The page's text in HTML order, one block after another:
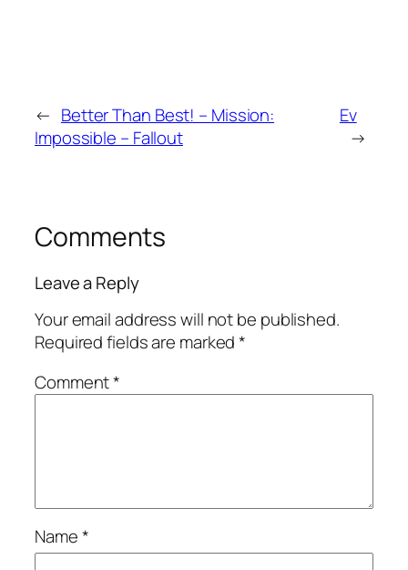
← Better Than Best! – Mission:
Impossible – Fallout
Ev
→
Comments
Leave a Reply
Your email address will not be published.
Required fields are marked*
Comment*
Name*